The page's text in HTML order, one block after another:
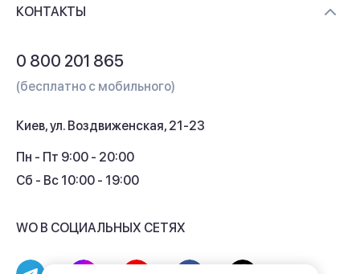
Контакты
Кэшбек
КОНТАКТЫ
0 800 201 865
(бесплатно с мобильного)
Киев, ул. Воздвиженская, 21-23
Пн - Пт 9:00 - 20:00
Сб - Вс 10:00 - 19:00
WO В СОЦИАЛЬНЫХ СЕТЯХ